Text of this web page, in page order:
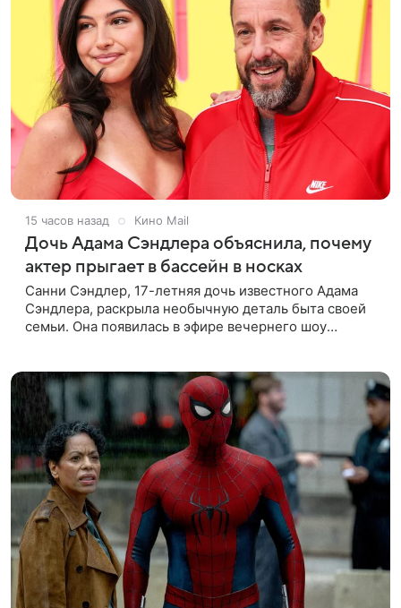
15 часов назад Кино Mail
Дочь Адама Сэндлера объяснила, почему
актер прыгает в бассейн в носках
Санни Сэндлер, 17-летняя дочь известного Адама
Сэндлера, раскрыла необычную деталь быта своей
семьи. Она появилась в эфире вечернего шоу